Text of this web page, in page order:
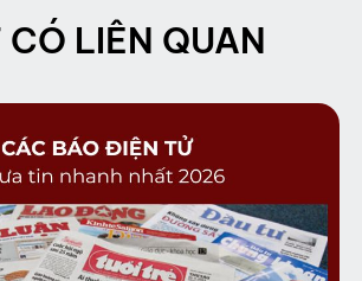
CÓ LIÊN QUAN